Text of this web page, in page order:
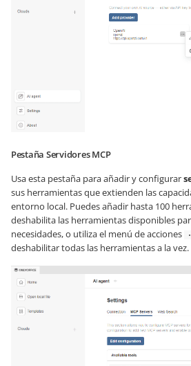
Pestaña Servidores MCP
Usa esta pestaña para añadir y configurar
sus herramientas que extienden las
entorno local. Puedes añadir hasta 100
deshabilita las herramientas disponibles
necesidades, o utiliza el menú de acciones
deshabilitar todas las herramientas a la vez.